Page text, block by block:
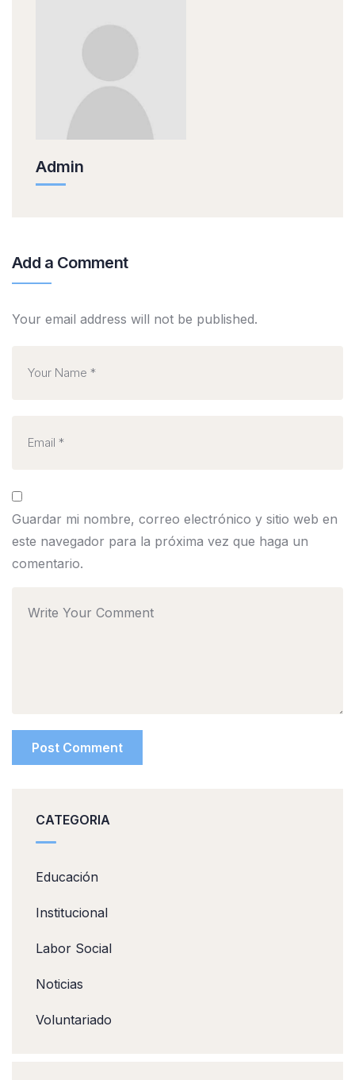
Admin
Add a Comment
Your email address will not be published.
Guardar mi nombre, correo electrónico y sitio web en
este navegador para la próxima vez que haga un
comentario.
CATEGORIA
Educación
Institucional
Labor Social
Noticias
Voluntariado